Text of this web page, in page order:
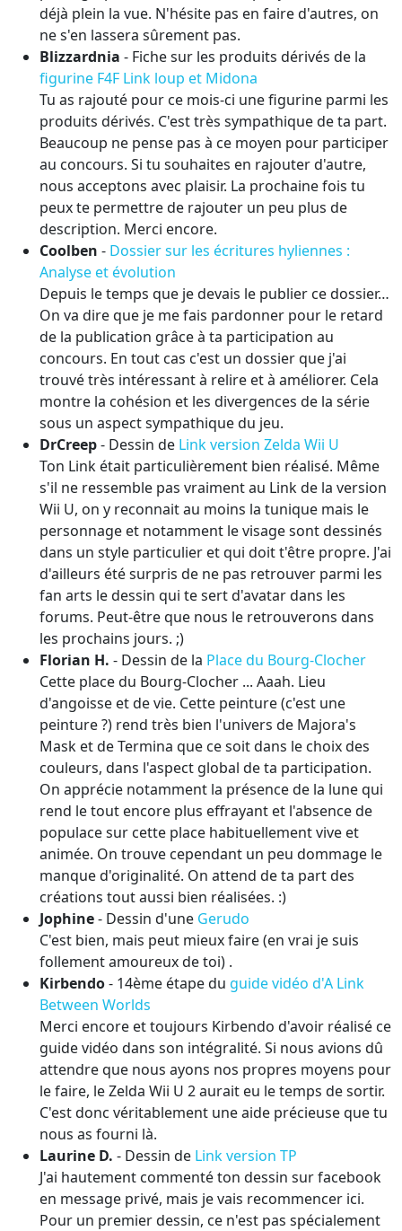
déjà plein la vue. N'hésite pas en faire d'autres, on
ne s'en lassera sûrement pas.
Blizzardnia - Fiche sur les produits dérivés de la
figurine F4F Link loup et Midona
Tu as rajouté pour ce mois-ci une figurine parmi les
produits dérivés. C'est très sympathique de ta part.
Beaucoup ne pense pas à ce moyen pour participer
au concours. Si tu souhaites en rajouter d'autre,
nous acceptons avec plaisir. La prochaine fois tu
peux te permettre de rajouter un peu plus de
description. Merci encore.
Coolben - Dossier sur les écritures hyliennes :
Analyse et évolution
Depuis le temps que je devais le publier ce dossier…
On va dire que je me fais pardonner pour le retard
de la publication grâce à ta participation au
concours. En tout cas c'est un dossier que j'ai
trouvé très intéressant à relire et à améliorer. Cela
montre la cohésion et les divergences de la série
sous un aspect sympathique du jeu.
DrCreep- Dessin de Link version Zelda Wii U
Ton Link était particulièrement bien réalisé. Même
s'il ne ressemble pas vraiment au Link de la version
Wii U, on y reconnait au moins la tunique mais le
personnage et notamment le visage sont dessinés
dans un style particulier et qui doit t'être propre. J'ai
d'ailleurs été surpris de ne pas retrouver parmi les
fan arts le dessin qui te sert d'avatar dans les
forums. Peut-être que nous le retrouverons dans
les prochains jours. ;)
Florian H. - Dessin de la Place du Bourg-Clocher
Cette place du Bourg-Clocher ... Aaah. Lieu
d'angoisse et de vie. Cette peinture (c'est une
peinture ?) rend très bien l'univers de Majora's
Mask et de Termina que ce soit dans le choix des
couleurs, dans l'aspect global de ta participation.
On apprécie notamment la présence de la lune qui
rend le tout encore plus effrayant et l'absence de
populace sur cette place habituellement vive et
animée. On trouve cependant un peu dommage le
manque d'originalité. On attend de ta part des
créations tout aussi bien réalisées. :)
Jophine- Dessin d'une Gerudo
C'est bien, mais peut mieux faire (en vrai je suis
follement amoureux de toi) .
Kirbendo- 14ème étape du guide vidéo d'A Link
Between Worlds
Merci encore et toujours Kirbendo d'avoir réalisé ce
guide vidéo dans son intégralité. Si nous avions dû
attendre que nous ayons nos propres moyens pour
le faire, le Zelda Wii U 2 aurait eu le temps de sortir.
C'est donc véritablement une aide précieuse que tu
nous as fourni là.
Laurine D. - Dessin de Link version TP
J'ai hautement commenté ton dessin sur facebook
en message privé, mais je vais recommencer ici.
Pour un premier dessin, ce n'est pas spécialement